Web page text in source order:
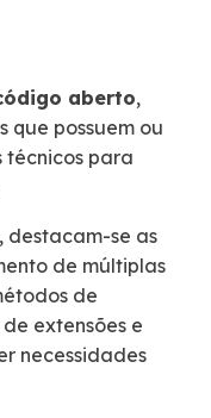
aberto,
possuem ou
técnicos para
destacam-se as
de múltiplas
de
extensões e
necessidades